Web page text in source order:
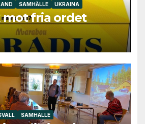
SAMHÄLLE UKRAINA
mot fria ordet
SAMHÄLLE
Nödvändiga
Dessa kakor
går inte att